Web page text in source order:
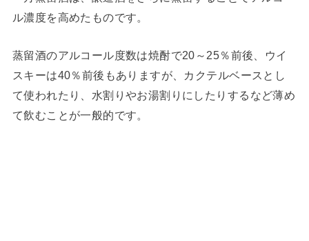
ル濃度を高めたものです。
蒸留酒のアルコール度数は焼酎で20～25％前後、ウイ
スキーは40％前後もありますが、カクテルベースとし
て使われたり、水割りやお湯割りにしたりするなど薄め
て飲むことが一般的です。